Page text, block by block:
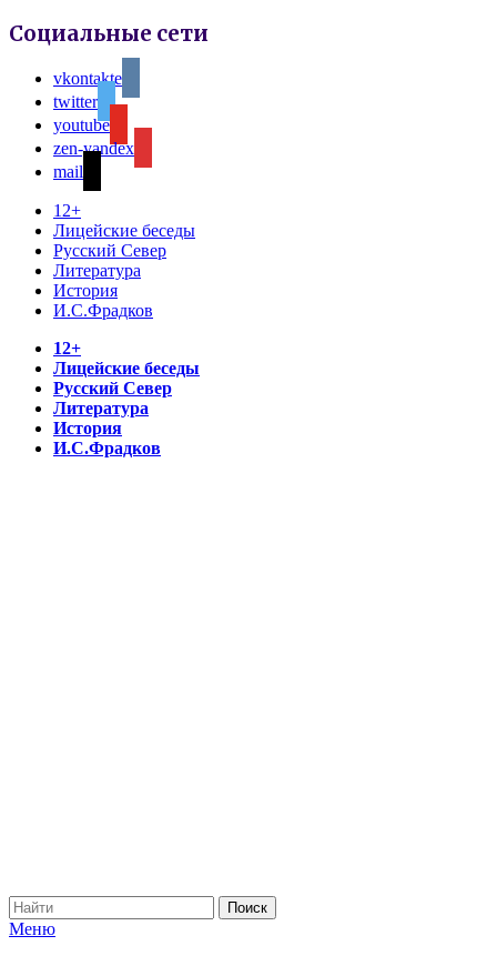
Социальные сети
vkontakte
twitter
youtube
zen-yandex
mail
12+
Лицейские беседы
Русский Север
Литература
История
И.С.Фрадков
12+
Лицейские беседы
Русский Север
Литература
История
И.С.Фрадков
Меню